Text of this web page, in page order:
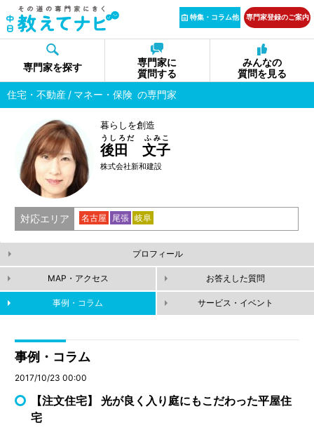
特集・コラム他 専門家登録のご案内
専門家を探す
専門家に
質問する
みんなの
質問を見る
住宅・不動産
マネー・保険 の専門家
暮らしを創造
後田 文子
うしろだ ふみこ
株式会社新和建設
対応エリア 名古屋 尾張 岐阜
プロフィール
MAP・アクセス お答えした質問
事例・コラム サービス・イベント
事例・コラム
2017/10/23 00:00
【注文住宅】 光が良く入り庭にもこだわった平屋住
宅